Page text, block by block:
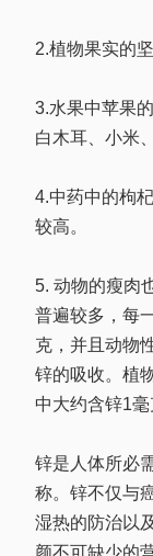
2.植物果实的
3.水果中苹果
白木耳、小米
4.中药中的枸
较高。
5. 动物的瘦肉
普遍较多，每
克，并且动物
锌的吸收。植
中大约含锌1毫
锌是人体所必
称。锌不仅与
湿热的防治以
颜不可缺少的